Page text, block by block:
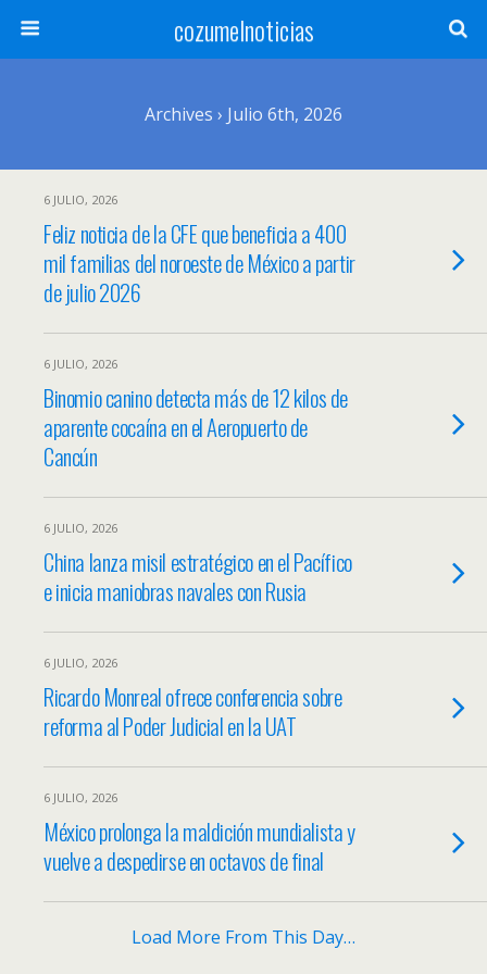
cozumelnoticias
Archives › Julio 6th, 2026
6 JULIO, 2026
Feliz noticia de la CFE que beneficia a 400
mil familias del noroeste de México a partir
de julio 2026
6 JULIO, 2026
Binomio canino detecta más de 12 kilos de
aparente cocaína en el Aeropuerto de
Cancún
6 JULIO, 2026
China lanza misil estratégico en el Pacífico
e inicia maniobras navales con Rusia
6 JULIO, 2026
Ricardo Monreal ofrece conferencia sobre
reforma al Poder Judicial en la UAT
6 JULIO, 2026
México prolonga la maldición mundialista y
vuelve a despedirse en octavos de final
Load More From This Day…